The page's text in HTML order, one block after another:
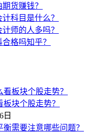
货赚钱？
科目是什么？
师的人多吗？
格吗知乎？
块个股走势？
日